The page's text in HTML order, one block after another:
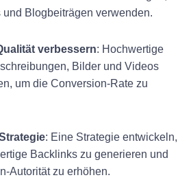
und Blogbeiträgen verwenden.
verbessern: Hochwertige
Bilder und Videos
um die Conversion-Rate zu
: Eine Strategie entwickeln,
Backlinks zu generieren und
Autorität zu erhöhen.